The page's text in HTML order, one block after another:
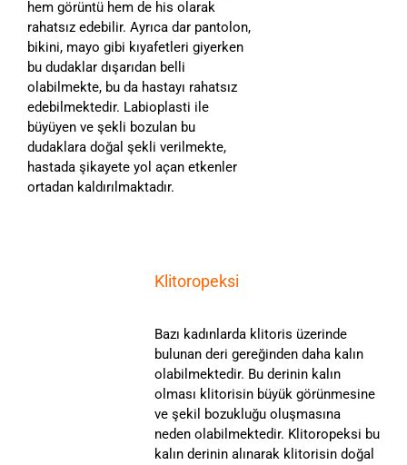
hem görüntü hem de his olarak
rahatsız edebilir. Ayrıca dar pantolon,
bikini, mayo gibi kıyafetleri giyerken
bu dudaklar dışarıdan belli
olabilmekte, bu da hastayı rahatsız
edebilmektedir. Labioplasti ile
büyüyen ve şekli bozulan bu
dudaklara doğal şekli verilmekte,
hastada şikayete yol açan etkenler
ortadan kaldırılmaktadır.
Klitoropeksi
Bazı kadınlarda klitoris üzerinde
bulunan deri gereğinden daha kalın
olabilmektedir. Bu derinin kalın
olması klitorisin büyük görünmesine
ve şekil bozukluğu oluşmasına
neden olabilmektedir. Klitoropeksi bu
kalın derinin alınarak klitorisin doğal